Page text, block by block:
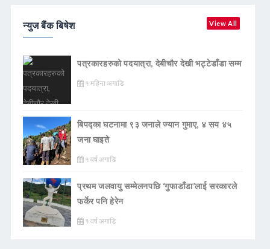
न्युज बैंक बिषेश View All
पत्रकारहरुको पदयात्रा, देबीचौर देखी भट्टेडाँडा सम्म
१ महिना अगाडि
बिपद्का घटनामा ९३ जनाले ज्यान गुमाए, ४ सय ४५
जना घाइते
१ वर्ष अगाडि
प्रथम जलवायु सम्मेलनपछि ‘गुफाडाँडा’लाई सरकारले
फर्केर पनि हेरेन
१ वर्ष अगाडि